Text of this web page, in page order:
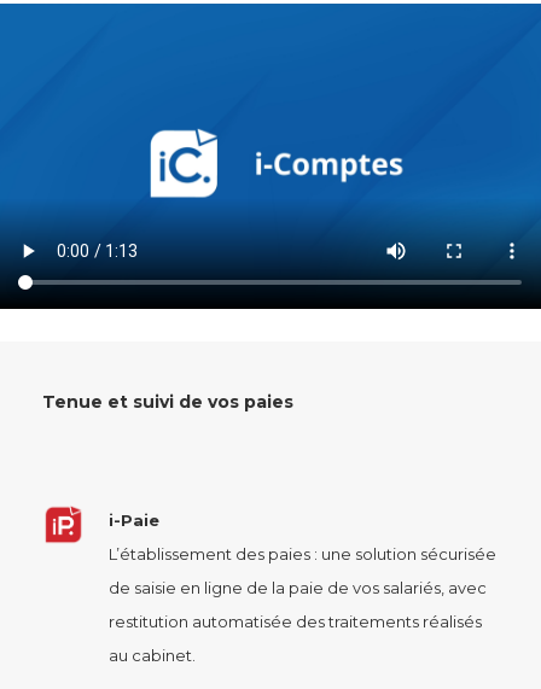
Tenue et suivi de vos paies
i-Paie
L’établissement des paies : une solution sécurisée
de saisie en ligne de la paie de vos salariés, avec
restitution automatisée des traitements réalisés
au cabinet.